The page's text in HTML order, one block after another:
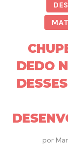
DEDO
por